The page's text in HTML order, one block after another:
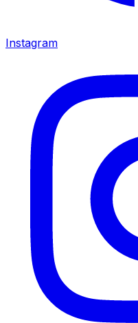
Instagram